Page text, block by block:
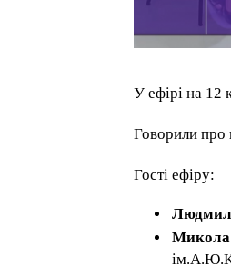
У ефірі на 12
Говорили про
Гості ефіру:
Микола